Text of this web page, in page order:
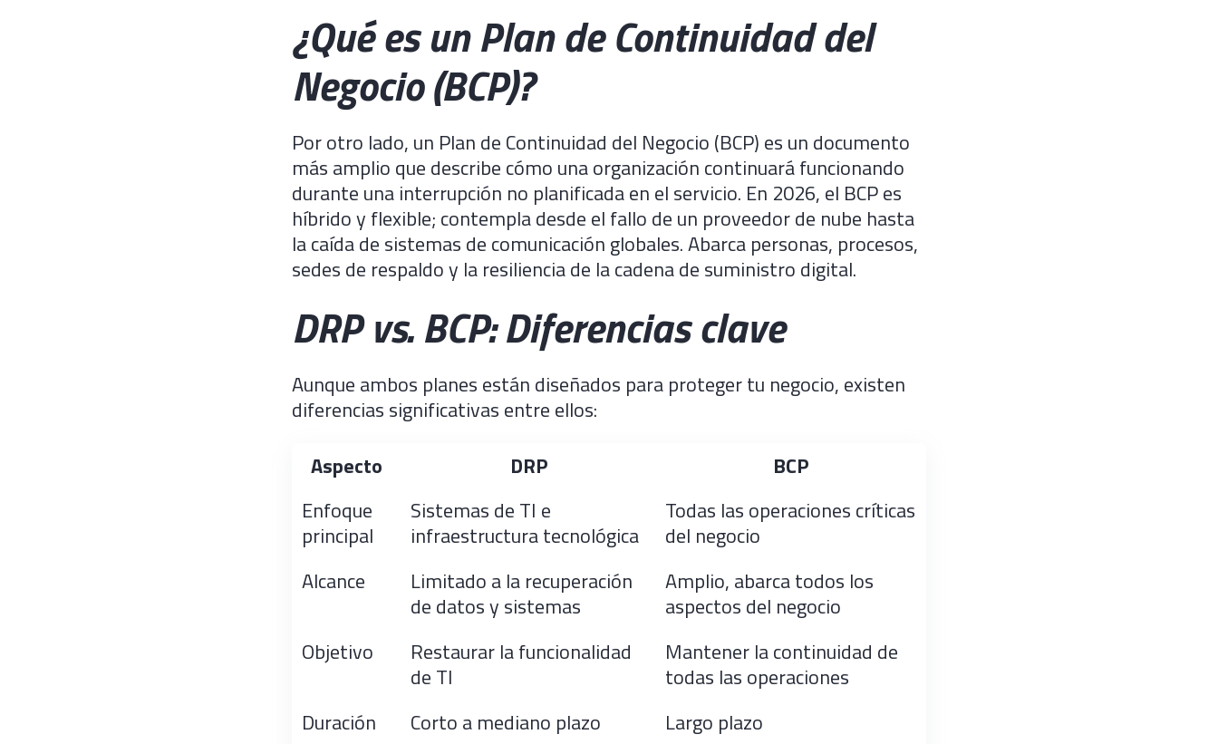
¿Qué es un Plan de Continuidad del
Negocio (BCP)?
Por otro lado, un Plan de Continuidad del Negocio (BCP) es un documento
más amplio que describe cómo una organización continuará funcionando
durante una interrupción no planificada en el servicio. En 2026, el BCP es
híbrido y flexible; contempla desde el fallo de un proveedor de nube hasta
la caída de sistemas de comunicación globales. Abarca personas, procesos,
sedes de respaldo y la resiliencia de la cadena de suministro digital.
DRP vs. BCP: Diferencias clave
Aunque ambos planes están diseñados para proteger tu negocio, existen
diferencias significativas entre ellos:
Aspecto
DRP
BCP
Enfoque
principal
Sistemas de TI e
infraestructura tecnológica
Todas las operaciones críticas
del negocio
Alcance
Limitado a la recuperación
de datos y sistemas
Amplio, abarca todos los
aspectos del negocio
Objetivo
Restaurar la funcionalidad
de TI
Mantener la continuidad de
todas las operaciones
Duración
Corto a mediano plazo
Largo plazo